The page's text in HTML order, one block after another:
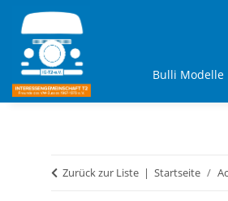
Bulli Modelle
Zurück zur Liste Startseite